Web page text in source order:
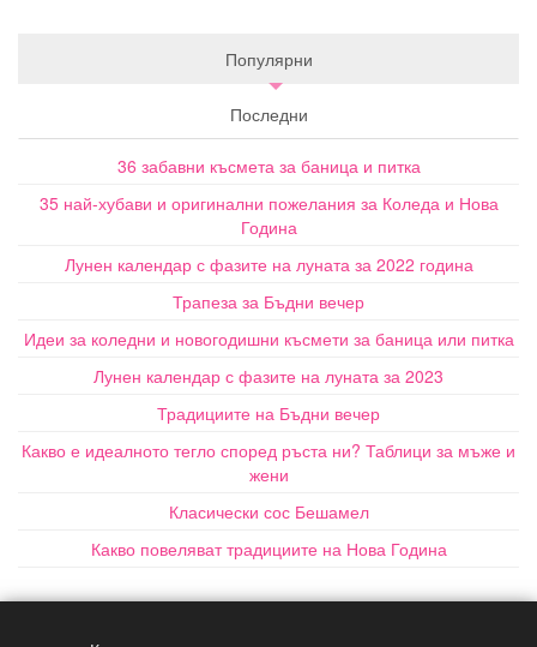
Популярни
Последни
36 забавни късмета за баница и питка
35 най-хубави и оригинални пожелания за Коледа и Нова
Година
Лунен календар с фазите на луната за 2022 година
Трапеза за Бъдни вечер
Идеи за коледни и новогодишни късмети за баница или питка
Лунен календар с фазите на луната за 2023
Традициите на Бъдни вечер
Какво е идеалното тегло според ръста ни? Таблици за мъже и
жени
Класически сос Бешамел
Какво повеляват традициите на Нова Година